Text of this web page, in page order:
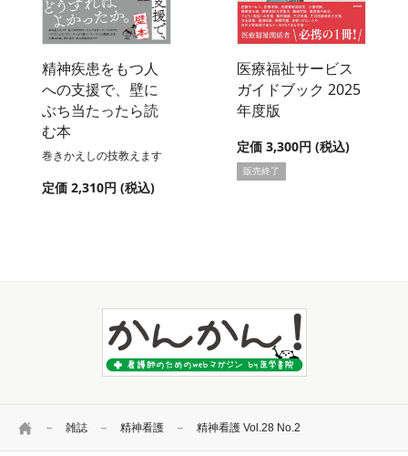
HOME 雑誌 精神看護 精神看護 Vol.28 No.2
精神疾患をもつ人
への支援で、壁に
ぶち当たったら読
む本
巻きかえしの技教えます
定価 2,310円 (税込)
医療福祉サービス
ガイドブック 2025
年度版
定価 3,300円 (税込)
販売終了